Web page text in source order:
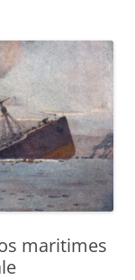
maritimes